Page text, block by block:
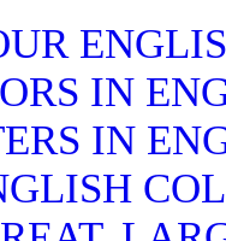
IN
IN